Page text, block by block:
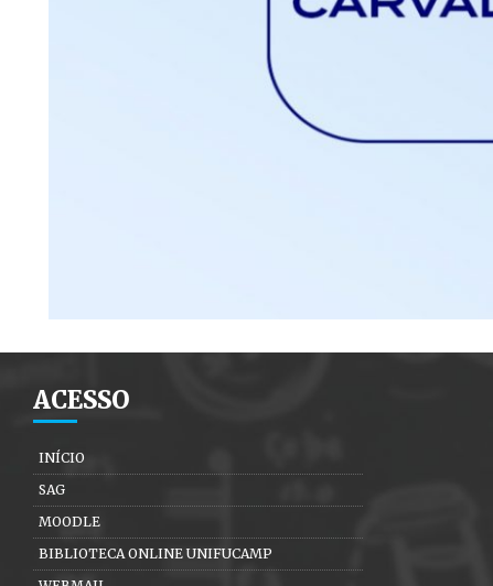
ACESSO
INÍCIO
SAG
MOODLE
BIBLIOTECA ONLINE UNIFUCAMP